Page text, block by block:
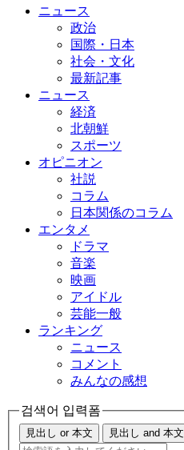
ニュース
政治
国際・日本
社会・文化
最新記事
ニュース
経済
北朝鮮
スポーツ
オピニオン
社説
コラム
日本関係のコラム
エンタメ
ドラマ
音楽
映画
アイドル
芸能一般
ランキング
ニュース
コメント
みんなの感想
검색어 입력폼
見出し or 本文 見出し and 本文